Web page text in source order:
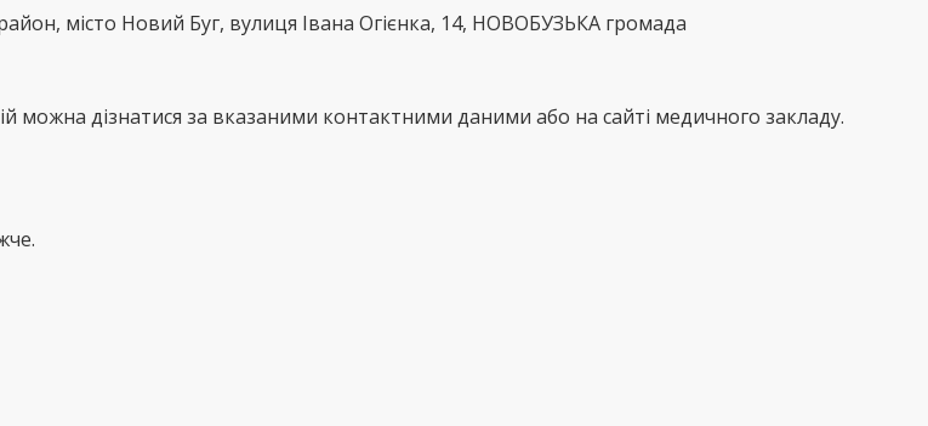
місто Новий Буг, вулиця Івана Огієнка, 14, НОВОБУЗЬКА громада
дізнатися за вказаними контактними даними або на сайті медичного закладу.